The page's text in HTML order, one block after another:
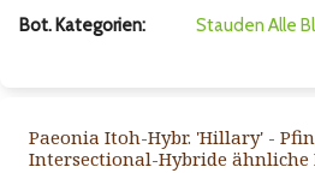
Bot. Kategorien:
Stauden Alle
Paeonia Itoh-Hybr. 'Hillary' -
Intersectional-Hybride ähnliche